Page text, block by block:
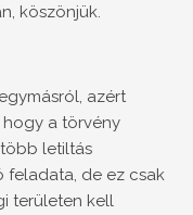
köszönjük.
azért
a törvény
letiltás
feladata, de ez csak
területen kell